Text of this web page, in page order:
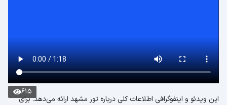
615
این ویدئو و اینفوگرافی اطلاعات کلی درباره تور مشهد ارائه می‌دهد. برای